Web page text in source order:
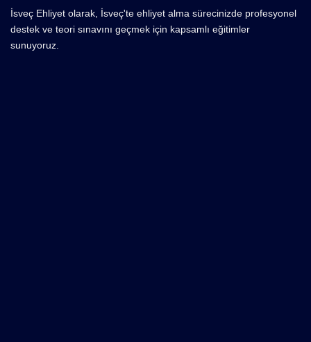
İsveç Ehliyet olarak, İsveç'te ehliyet alma sürecinizde profesyonel
destek ve teori sınavını geçmek için kapsamlı eğitimler
sunuyoruz.